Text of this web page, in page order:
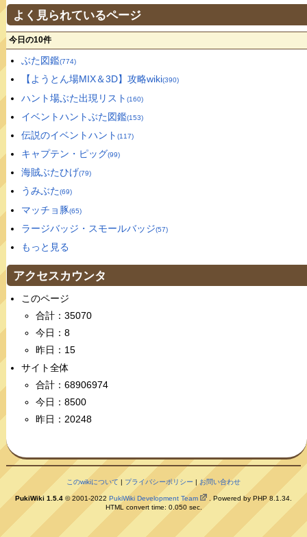
よく見られているページ
今日の10件
ぶた図鑑(774)
【ようとん場MIX＆3D】攻略wiki(390)
ハント場ぶた出現リスト (160)
イベントハントぶた図鑑(153)
伝説のイベントハント (117)
キャプテン・ピッグ(99)
海賊ぶたひげ(79)
うみぶた(69)
マッチョ豚(65)
ラージバッジ・スモールバッジ(57)
もっと見る
アクセスカウンタ
このページ
合計：35070
今日：8
昨日：15
サイト全体
合計：68906974
今日：8500
昨日：20248
このwikiについて | プライバシーポリシー | お問い合わせ
PukiWiki 1.5.4 © 2001-2022 PukiWiki Development Team
. Powered by PHP 8.1.34.
HTML convert time: 0.050 sec.